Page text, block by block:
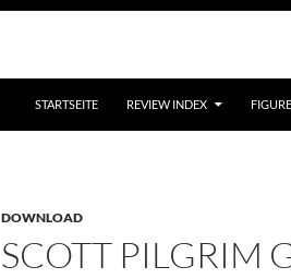
STARTSEITE REVIEW INDEX
DOWNLOAD
SCOTT PILGRIM